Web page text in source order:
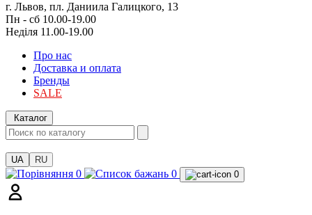
г. Львов, пл. Даниила Галицкого, 13
Пн - сб 10.00-19.00
Неділя 11.00-19.00
Про нас
Доставка и оплата
Бренды
SALE
Каталог
UA RU
0 0 0